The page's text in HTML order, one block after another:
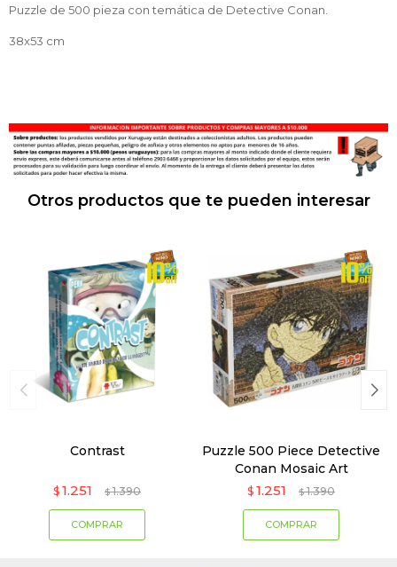
Puzzle de 500 pieza con temática de Detective Conan.
38x53 cm
Otros productos que te pueden interesar
Contrast
$ 1.251 $ 1.390
Puzzle 500 Piece Detective
Conan Mosaic Art
$ 1.251 $ 1.390